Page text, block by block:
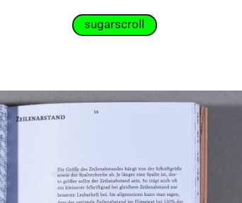
sugarscroll